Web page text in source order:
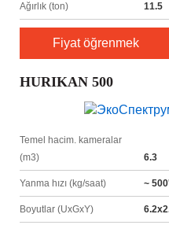
Ağırlık (ton) 11.5
Fiyat öğrenmek
HURIKAN 500
Temel hacim. kameralar
(m3)
6.3
Yanma hızı (kg/saat) ~
Boyutlar (UxGxY)